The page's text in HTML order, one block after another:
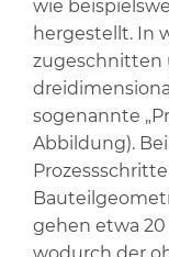
wie
hergestellt. In
zugeschnitten
sogenannte
Abbildung).
gehen etwa 20